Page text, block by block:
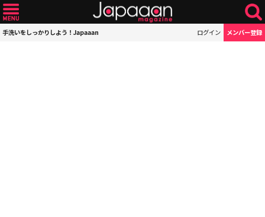
手洗いをしっかりしよう！Japaaan ログイン メンバー登録